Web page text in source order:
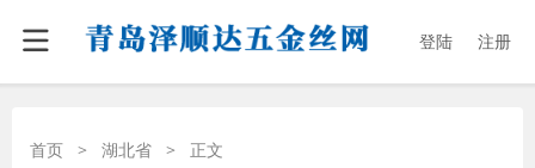
登陆 注册
首页 > 湖北省 > 正文